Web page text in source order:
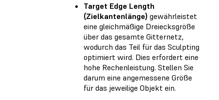
Target Edge Length
(Zielkantenlänge) gewährleistet
eine gleichmäßige Dreiecksgröße
über das gesamte Gitternetz,
wodurch das Teil für das Sculpting
optimiert wird. Dies erfordert eine
hohe Rechenleistung. Stellen Sie
darum eine angemessene Größe
für das jeweilige Objekt ein.